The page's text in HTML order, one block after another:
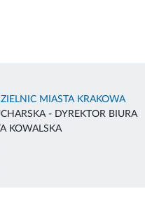
MIASTA KRAKOWA
- DYREKTOR BIURA
KOWALSKA